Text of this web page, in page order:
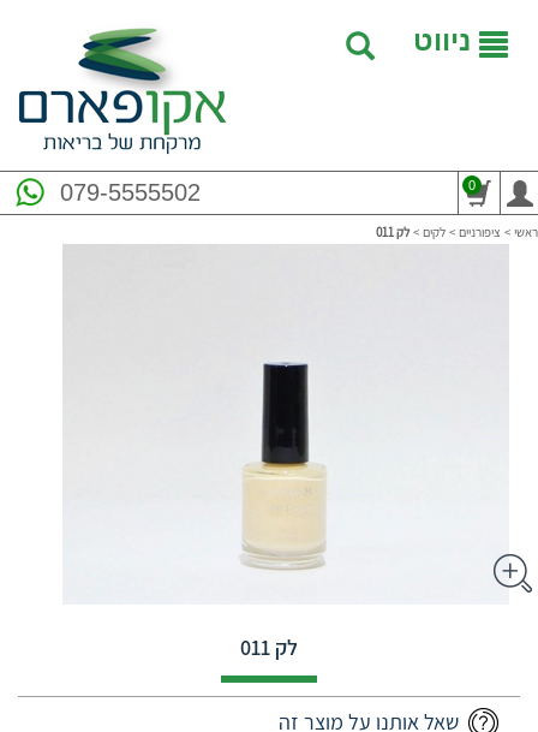
ניווט
079-5555502 0
ראשי > ציפורניים > לקים > לק 011
לק 011
שאל אותנו על מוצר זה